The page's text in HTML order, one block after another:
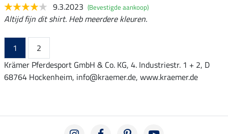
9.3.2023 (Bevestigde aankoop)
Altijd fijn dit shirt. Heb meerdere kleuren.
1
2
Krämer Pferdesport GmbH & Co. KG, 4. Industriestr. 1 + 2, D
68764 Hockenheim, info@kraemer.de, www.kraemer.de